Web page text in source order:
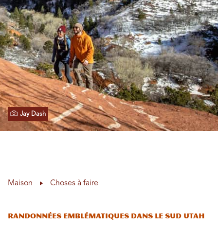
Jay Dash
Maison Choses à faire
Randonnées emblématiques dans le sud Utah